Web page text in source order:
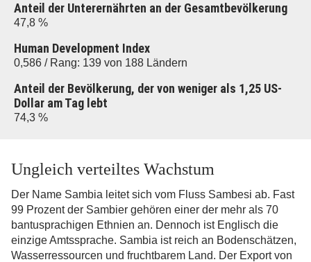
Anteil der Unterernährten an der Gesamtbevölkerung
47,8 %
Human Development Index
0,586 / Rang: 139 von 188 Ländern
Anteil der Bevölkerung, der von weniger als 1,25 US-
Dollar am Tag lebt
74,3 %
Ungleich verteiltes Wachstum
Der Name Sambia leitet sich vom Fluss Sambesi ab. Fast
99 Prozent der Sambier gehören einer der mehr als 70
bantusprachigen Ethnien an. Dennoch ist Englisch die
einzige Amtssprache. Sambia ist reich an Bodenschätzen,
Wasserressourcen und fruchtbarem Land. Der Export von